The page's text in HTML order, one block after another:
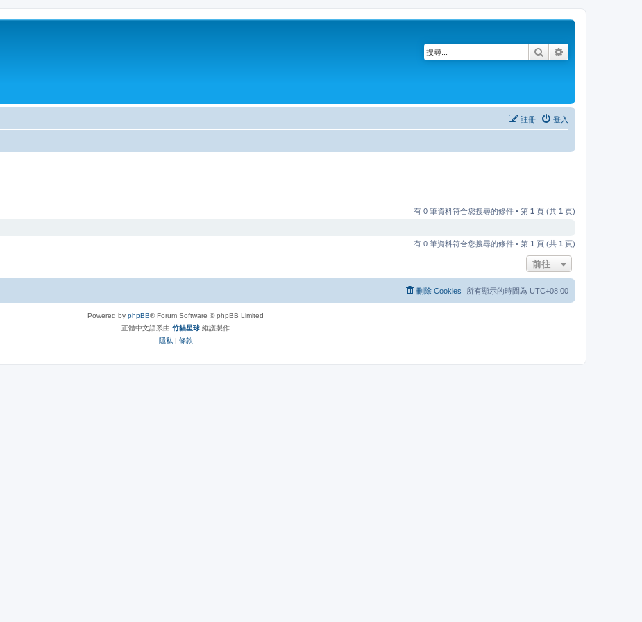
搜尋
登入
註冊
有 0 筆資料符合您搜尋的條件 • 第 1 頁 (共 1 頁)
有 0 筆資料符合您搜尋的條件 • 第 1 頁 (共 1 頁)
前往
所有顯示的時間為 UTC+08:00
刪除 Cookies
Powered by phpBB® Forum Software © phpBB Limited
正體中文語系由 竹貓星球 維護製作
隱私 | 條款